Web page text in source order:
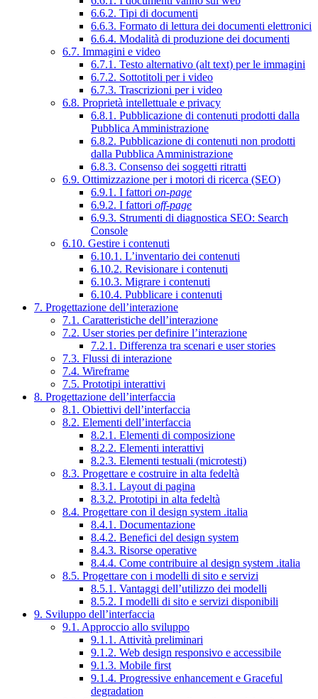
6.6.2. Tipi di documenti
6.6.3. Formato di lettura dei documenti elettronici
6.6.4. Modalità di produzione dei documenti
6.7. Immagini e video
6.7.1. Testo alternativo (alt text) per le immagini
6.7.2. Sottotitoli per i video
6.7.3. Trascrizioni per i video
6.8. Proprietà intellettuale e privacy
6.8.1. Pubblicazione di contenuti prodotti dalla
Pubblica Amministrazione
6.8.2. Pubblicazione di contenuti non prodotti
dalla Pubblica Amministrazione
6.8.3. Consenso dei soggetti ritratti
6.9. Ottimizzazione per i motori di ricerca (SEO)
6.9.1. I fattori on-page
6.9.2. I fattori off-page
6.9.3. Strumenti di diagnostica SEO: Search
Console
6.10. Gestire i contenuti
6.10.1. L’inventario dei contenuti
6.10.2. Revisionare i contenuti
6.10.3. Migrare i contenuti
6.10.4. Pubblicare i contenuti
7. Progettazione dell’interazione
7.1. Caratteristiche dell’interazione
7.2. User stories per definire l’interazione
7.2.1. Differenza tra scenari e user stories
7.3. Flussi di interazione
7.4. Wireframe
7.5. Prototipi interattivi
8. Progettazione dell’interfaccia
8.1. Obiettivi dell’interfaccia
8.2. Elementi dell’interfaccia
8.2.1. Elementi di composizione
8.2.2. Elementi interattivi
8.2.3. Elementi testuali (microtesti)
8.3. Progettare e costruire in alta fedeltà
8.3.1. Layout di pagina
8.3.2. Prototipi in alta fedeltà
8.4. Progettare con il design system .italia
8.4.1. Documentazione
8.4.2. Benefici del design system
8.4.3. Risorse operative
8.4.4. Come contribuire al design system .italia
8.5. Progettare con i modelli di sito e servizi
8.5.1. Vantaggi dell’utilizzo dei modelli
8.5.2. I modelli di sito e servizi disponibili
9. Sviluppo dell’interfaccia
9.1. Approccio allo sviluppo
9.1.1. Attività preliminari
9.1.2. Web design responsivo e accessibile
9.1.3. Mobile first
9.1.4. Progressive enhancement e Graceful
degradation